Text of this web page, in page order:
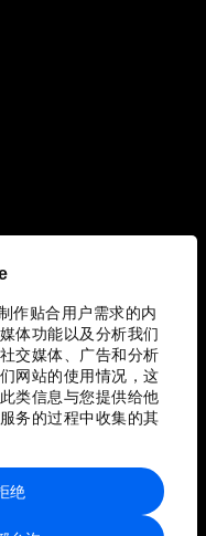
作贴合用户需求的内
体功能以及分析我们
交媒体、广告和分析
网站的使用情况，这
类信息与您提供给他
务的过程中收集的其
绝